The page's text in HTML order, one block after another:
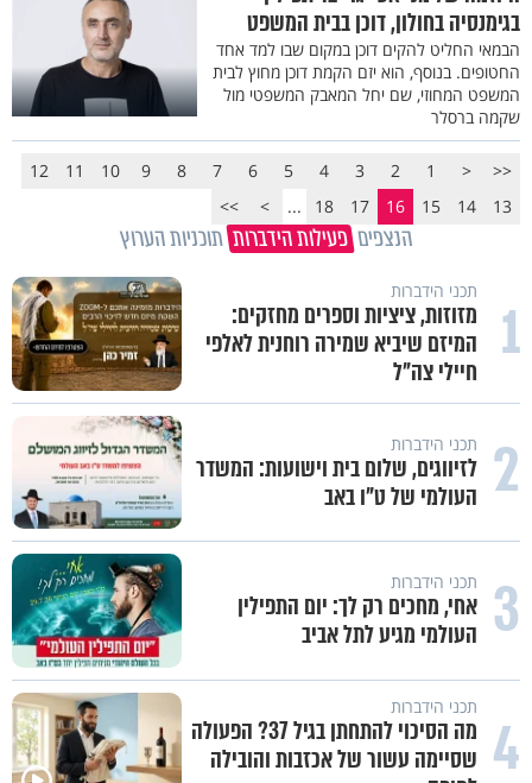
בגימנסיה בחולון, דוכן בבית המשפט
הבמאי החליט להקים דוכן במקום שבו למד אחד
החטופים. בנוסף, הוא יזם הקמת דוכן מחוץ לבית
המשפט המחוזי, שם יחל המאבק המשפטי מול
שקמה ברסלר
<<
<
1
2
3
4
5
6
7
8
9
10
11
12
13
14
15
16
17
18
...
>
>>
הנצפים פעילות הידברות תוכניות הערוץ
1 תכני הידברות
מזוזות, ציציות וספרים מחזקים:
המיזם שיביא שמירה רוחנית לאלפי
חיילי צה"ל
2 תכני הידברות
לזיווגים, שלום בית וישועות: המשדר
העולמי של ט"ו באב
3 תכני הידברות
אחי, מחכים רק לך: יום התפילין
העולמי מגיע לתל אביב
4 תכני הידברות
מה הסיכוי להתחתן בגיל 37? הפעולה
שסיימה עשור של אכזבות והובילה